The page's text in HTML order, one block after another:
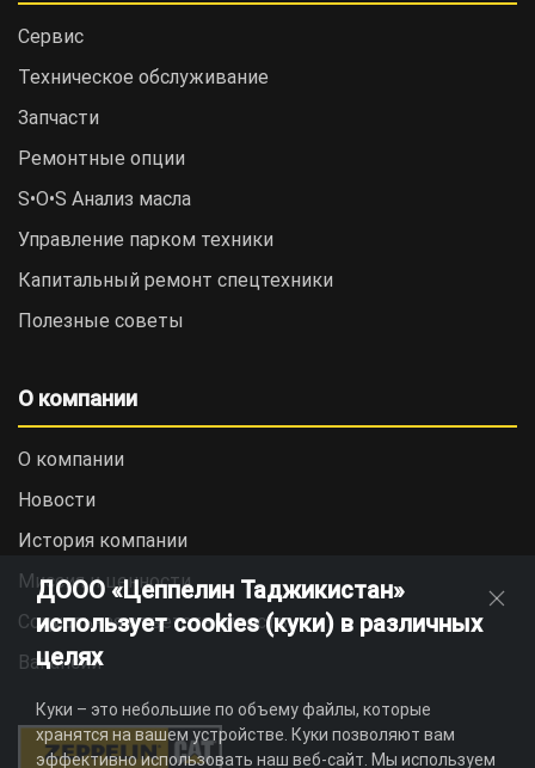
Сервис
Техническое обслуживание
Запчасти
Ремонтные опции
S•O•S Анализ масла
Управление парком техники
Капитальный ремонт спецтехники
Полезные советы
О компании
О компании
Новости
История компании
Миссия и ценности
Социальная ответственность
Вакансии
ДООО «Цеппелин Таджикистан»
использует cookies (куки) в различных
целях
Куки – это небольшие по объему файлы, которые
хранятся на вашем устройстве. Куки позволяют вам
эффективно использовать наш веб-сайт. Мы используем